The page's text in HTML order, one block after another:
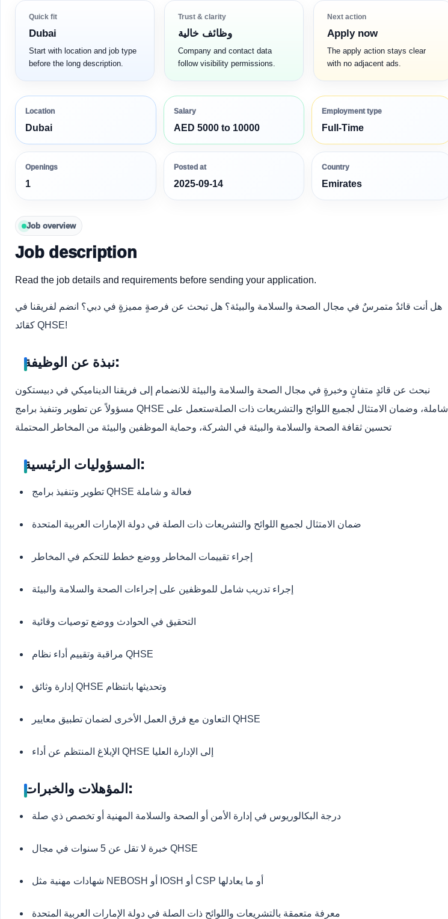
Quick fit
Dubai
Start with location and job type
before the long description.
Trust & clarity
وظائف خالية
Company and contact data
follow visibility permissions.
Next action
Apply now
The apply action stays clear
with no adjacent ads.
Location
Dubai
Salary
AED 5000 to 10000
Employment type
Full-Time
Openings
1
Posted at
2025-09-14
Country
Emirates
Job overview
Job description
Read the job details and requirements before sending your application.
هل أنت قائدٌ متمرسٌ في مجال الصحة والسلامة والبيئة؟ هل تبحث عن فرصةٍ مميزةٍ في دبي؟ انضم لفريقنا في
كقائد QHSE!
نبذة عن الوظيفة:
نبحث عن قائدٍ متفانٍ وخبرةٍ في مجال الصحة والسلامة والبيئة للانضمام إلى فريقنا الديناميكي في دبيستكون
مسؤولاً عن تطوير وتنفيذ برامج QHSE شاملة، وضمان الامتثال لجميع اللوائح والتشريعات ذات الصلةستعمل على
تحسين ثقافة الصحة والسلامة والبيئة في الشركة، وحماية الموظفين والبيئة من المخاطر المحتملة
المسؤوليات الرئيسية:
تطوير وتنفيذ برامج QHSE فعالة و شاملة
ضمان الامتثال لجميع اللوائح والتشريعات ذات الصلة في دولة الإمارات العربية المتحدة
إجراء تقييمات المخاطر ووضع خطط للتحكم في المخاطر
إجراء تدريب شامل للموظفين على إجراءات الصحة والسلامة والبيئة
التحقيق في الحوادث ووضع توصيات وقائية
مراقبة وتقييم أداء نظام QHSE
إدارة وثائق QHSE وتحديثها بانتظام
التعاون مع فرق العمل الأخرى لضمان تطبيق معايير QHSE
الإبلاغ المنتظم عن أداء QHSE إلى الإدارة العليا
المؤهلات والخبرات:
درجة البكالوريوس في إدارة الأمن أو الصحة والسلامة المهنية أو تخصص ذي صلة
خبرة لا تقل عن 5 سنوات في مجال QHSE
شهادات مهنية مثل NEBOSH أو IOSH أو CSP أو ما يعادلها
معرفة متعمقة بالتشريعات واللوائح ذات الصلة في دولة الإمارات العربية المتحدة